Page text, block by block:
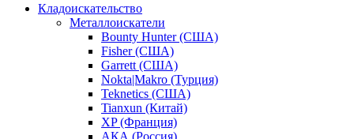
Кладоискательство
Металлоискатели
Bounty Hunter (США)
Fisher (США)
Garrett (США)
Nokta|Makro (Турция)
Teknetics (США)
Tianxun (Китай)
XP (Франция)
АКА (Россия)